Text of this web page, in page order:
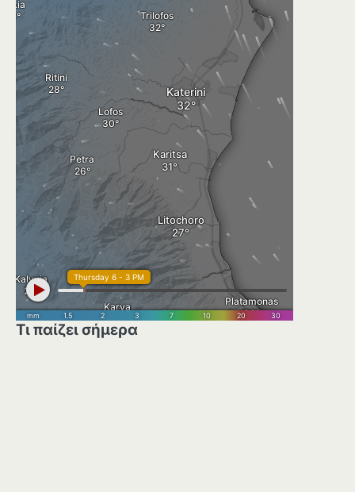
Τι παίζει σήμερα